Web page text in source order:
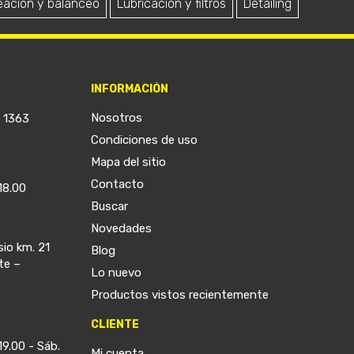
y balanceo Lubricación y filtros Detailing
km. 21
–
- Sáb.
INFORMACIÓN
Nosotros
Condiciones de uso
Mapa del sitio
Contacto
Buscar
Novedades
Blog
Lo nuevo
Productos vistos recientemente
CLIENTE